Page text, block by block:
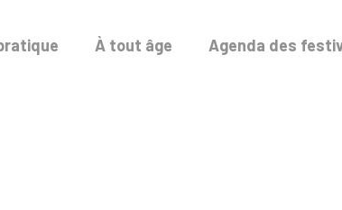
À tout âge Agenda des